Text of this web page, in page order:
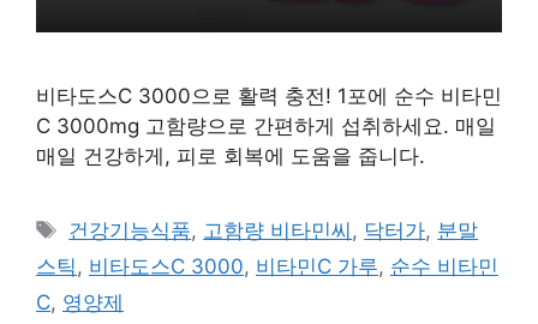
비타도스C 3000으로 활력 충전! 1포에 순수 비타민
C 3000mg 고함량으로 간편하게 섭취하세요. 매일
매일 건강하게, 피로 회복에 도움을 줍니다.
태
그
건강기능식품, 고함량 비타민씨 , 닥터가, 분말
스틱 , 비타도스C 3000, 비타민C 가루, 순수 비타민
C, 영양제